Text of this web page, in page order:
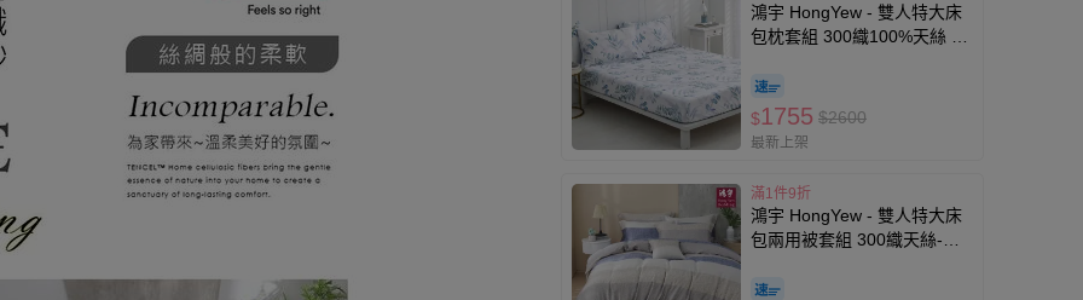
鴻宇 HongYew - 雙人特大床
包枕套組 300織100%天絲 萊
$1755 $2600
最新上架
滿1件9折
鴻宇 HongYew - 雙人特大床
包兩用被套組 300織天絲-多